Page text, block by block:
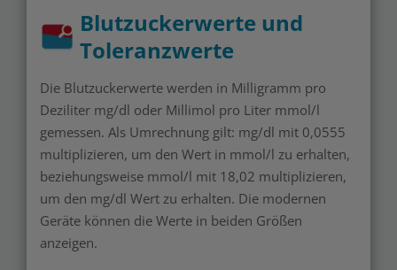
Blutzuckerwerte und
Toleranzwerte
Die Blutzuckerwerte werden in Milligramm pro
Deziliter mg/dl oder Millimol pro Liter mmol/l
gemessen. Als Umrechnung gilt: mg/dl mit 0,0555
multiplizieren, um den Wert in mmol/l zu erhalten,
beziehungsweise mmol/l mit 18,02 multiplizieren,
um den mg/dl Wert zu erhalten. Die modernen
Geräte können die Werte in beiden Größen
anzeigen.